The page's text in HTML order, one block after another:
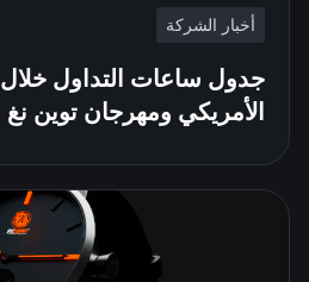
أخبار الشركة
جدول ساعات التداول خلال
الأمريكي ومهرجان توين نغ